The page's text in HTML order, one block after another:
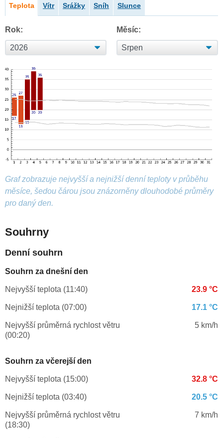
Teplota Vítr Srážky Sníh Slunce
Rok: Měsíc:
Graf zobrazuje nejvyšší a nejnižší denní teploty v průběhu
měsíce, šedou čárou jsou znázorněny dlouhodobé průměry
pro daný den.
Souhrny
Denní souhrn
Souhrn za dnešní den
Nejvyšší teplota (11:40) 23.9 °C
Nejnižší teplota (07:00) 17.1 °C
Nejvyšší průměrná rychlost větru
(00:20)
5 km/h
Souhrn za včerejší den
Nejvyšší teplota (15:00) 32.8 °C
Nejnižší teplota (03:40) 20.5 °C
Nejvyšší průměrná rychlost větru
(18:30)
7 km/h